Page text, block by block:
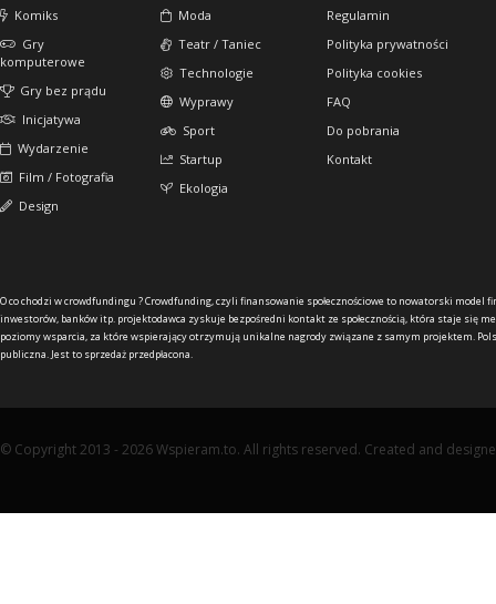
Komiks
Gry
komputerowe
Gry bez prądu
Inicjatywa
Wydarzenie
Film / Fotografia
Design
Moda
Teatr / Taniec
Technologie
Wyprawy
Sport
Startup
Ekologia
Regulamin
Polityka prywatności
Polityka cookies
FAQ
Do pobrania
Kontakt
O co chodzi w crowdfundingu ?Crowdfunding, czyli finansowanie społecznościowe to nowatorski model
inwestorów, banków itp. projektodawca zyskuje bezpośredni kontakt ze społecznością, która staje się
poziomy wsparcia, za które wspierający otrzymują unikalne nagrody związane z samym projektem.
publiczna. Jest to sprzedaż przedpłacona.
© Copyright 2013 - 2026 Wspieram.to. All rights reserved. Created and